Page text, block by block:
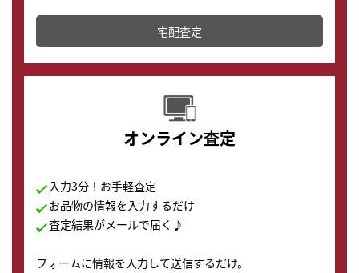
テムです。
配送でも簡単&安全に査定・買取に出すことが可能で
す。
宅配査定
オンライン査定
入力3分！お手軽査定
お品物の情報を入力するだけ
査定結果がメールで届く♪
フォームに情報を入力して送信するだけ。